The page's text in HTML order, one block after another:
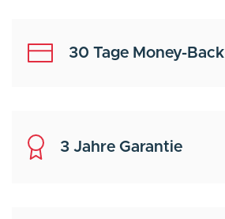
30 Tage Money-Back
3 Jahre Garantie